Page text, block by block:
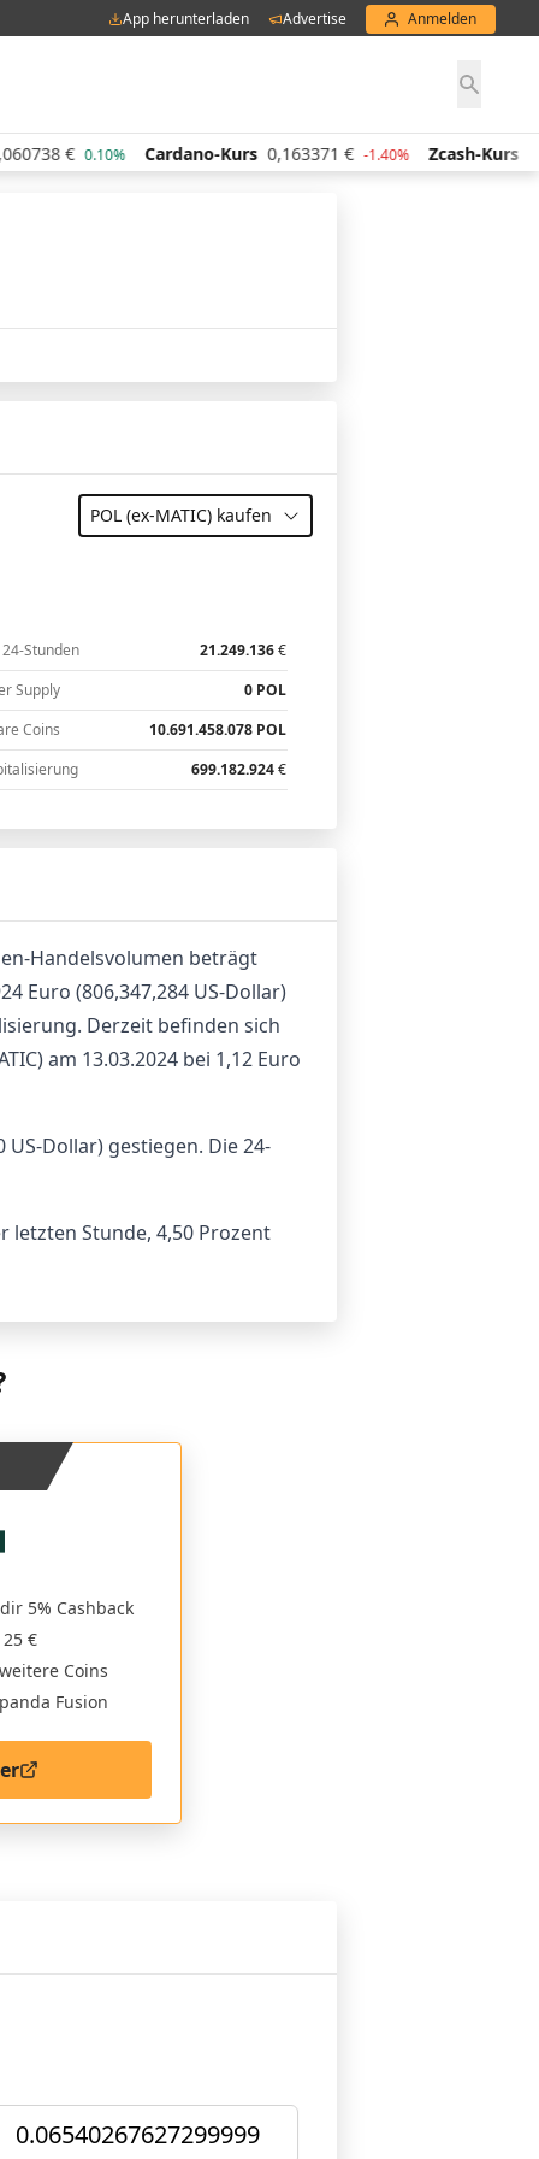
App herunterladen Advertise Anmelden
€ 0.10% Cardano-Kurs 0,163371 € -1.40% Zcash-Kurs
POL (ex-MATIC) kaufen
Stunden 21.249.136€
Supply
0 POL
Coins
10.691.458.078 POL
699.182.924€
Handelsvolumen beträgt
Euro (806,347,284 US-Dollar)
Derzeit befinden sich
am 13.03.2024 bei 1,12 Euro
Dollar) gestiegen. Die 24-
letzten Stunde, 4,50 Prozent
5% Cashback
€
Coins
Fusion